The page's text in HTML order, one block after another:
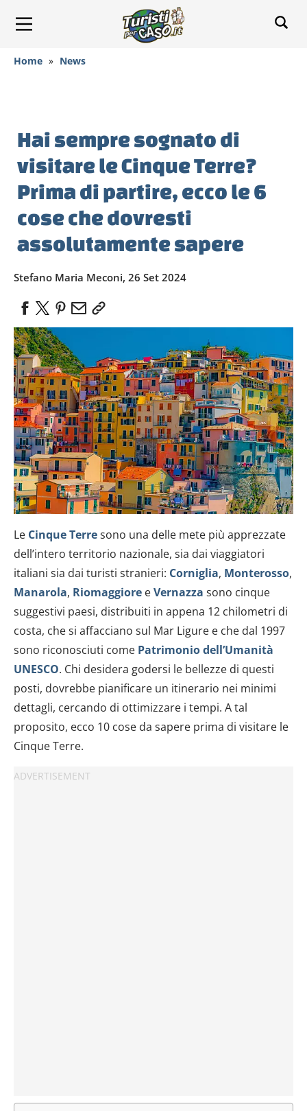
Home » News
Hai sempre sognato di
visitare le Cinque Terre?
Prima di partire, ecco le 6
cose che dovresti
assolutamente sapere
Stefano Maria Meconi, 26 Set 2024
Le Cinque Terresono una delle mete più apprezzate
dell’intero territorio nazionale, sia dai viaggiatori
italiani sia dai turisti stranieri: Corniglia, Monterosso,
Manarola, Riomaggiore eVernazza sono cinque
suggestivi paesi, distribuiti in appena 12 chilometri di
costa, che si affacciano sul Mar Ligure e che dal 1997
sono riconosciuti come Patrimonio dell’Umanità
UNESCO. Chi desidera godersi le bellezze di questi
posti, dovrebbe pianificare un itinerario nei minimi
dettagli, cercando di ottimizzare i tempi. A tal
proposito, ecco 10 cose da sapere prima di visitare le
Cinque Terre.